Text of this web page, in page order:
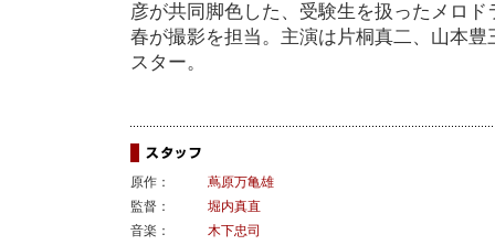
彦が共同脚色した、受験生を扱ったメロ
春が撮影を担当。主演は片桐真二、山本
スター。
原作：
蔦原万亀雄
監督：
堀内真直
音楽：
木下忠司